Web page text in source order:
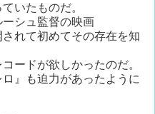
いたものだ。
シュ監督の映画
されて初めてその存在を知
ードが欲しかったのだ。
』も迫力があったように